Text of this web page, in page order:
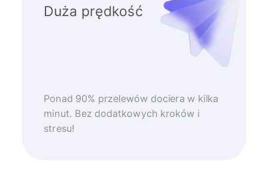
Duża prędkość
Ponad 90% przelewów dociera w kilka
minut. Bez dodatkowych kroków i
stresu!